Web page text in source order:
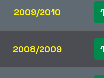
2009/2010
2008/2009